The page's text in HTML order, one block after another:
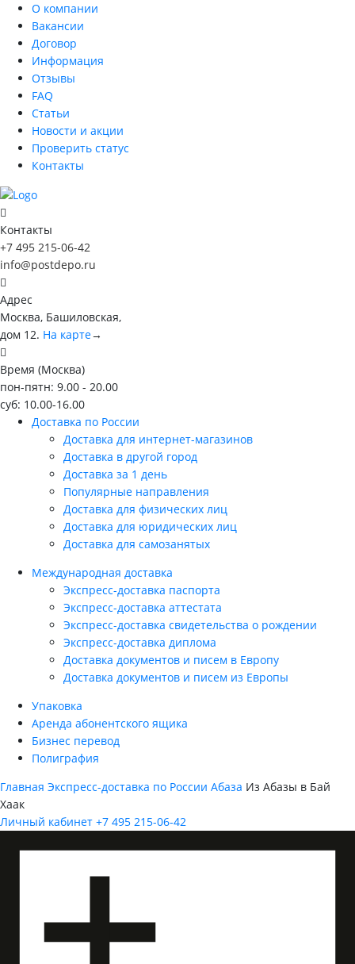
О компании
Вакансии
Договор
Информация
Отзывы
FAQ
Статьи
Новости и акции
Проверить статус
Контакты
Контакты
+7 495 215-06-42
info@postdepo.ru
Адрес
Москва, Башиловская,
дом 12. На карте→
Время (Москва)
пон-пятн: 9.00 - 20.00
суб: 10.00-16.00
Доставка по России
Доставка для интернет-магазинов
Доставка в другой город
Доставка за 1 день
Популярные направления
Доставка для физических лиц
Доставка для юридических лиц
Доставка для самозанятых
Международная доставка
Экспресс-доставка паспорта
Экспресс-доставка аттестата
Экспресс-доставка свидетельства о рождении
Экспресс-доставка диплома
Доставка документов и писем в Европу
Доставка документов и писем из Европы
Упаковка
Аренда абонентского ящика
Бизнес перевод
Полиграфия
Главная Экспресс-доставка по России Абаза Из Абазы в Бай
Хаак
Личный кабинет +7 495 215-06-42